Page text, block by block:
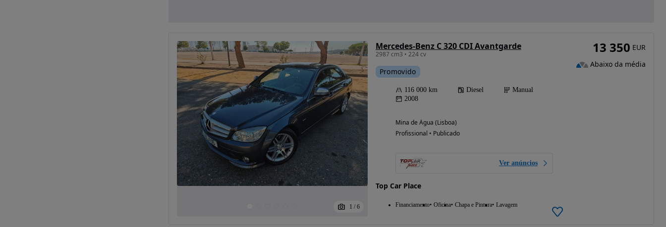
1 / 6
Mercedes-Benz C 320 CDI Avantgarde
2987 cm3 • 224 cv
Promovido
116 000 km Diesel
Manual
2008
Mina de Água (Lisboa)
Profissional • Publicado
Ver anúncios
Top Car Place
Financiamento Oficina Chapa e Pintura Lavagem
13 350 EUR
Abaixo da média